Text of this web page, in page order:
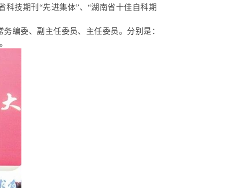
科技期刊“先进集体”、“湖南省十佳自科期
编委、副主任委员、主任委员。分别是：